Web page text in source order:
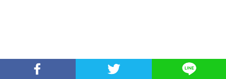
Facebookでシェア Twitterでシェア